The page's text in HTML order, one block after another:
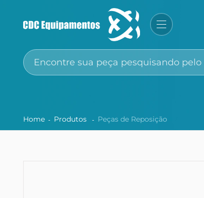
Home Produtos Peças de Reposição